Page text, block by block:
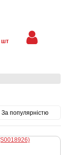
За популярністю
шт